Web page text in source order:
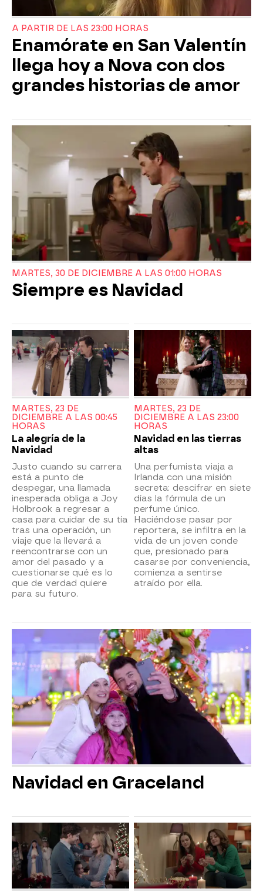
A PARTIR DE LAS 23:00 HORAS
Enamórate en San Valentín
llega hoy a Nova con dos
grandes historias de amor
MARTES, 30 DE DICIEMBRE A LAS 01:00 HORAS
Siempre es Navidad
MARTES, 23 DE
DICIEMBRE A LAS 00:45
HORAS
La alegría de la
Navidad
Justo cuando su carrera
está a punto de
despegar, una llamada
inesperada obliga a Joy
Holbrook a regresar a
casa para cuidar de su tía
tras una operación, un
viaje que la llevará a
reencontrarse con un
amor del pasado y a
cuestionarse qué es lo
que de verdad quiere
para su futuro.
MARTES, 23 DE
DICIEMBRE A LAS 23:00
HORAS
Navidad en las tierras
altas
Una perfumista viaja a
Irlanda con una misión
secreta: descifrar en siete
días la fórmula de un
perfume único.
Haciéndose pasar por
reportera, se infiltra en la
vida de un joven conde
que, presionado para
casarse por conveniencia,
comienza a sentirse
atraído por ella.
Navidad en Graceland